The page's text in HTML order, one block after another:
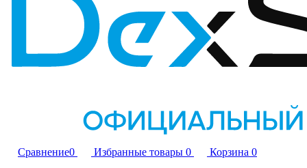
Сравнение0 Избранные товары 0 Корзина 0